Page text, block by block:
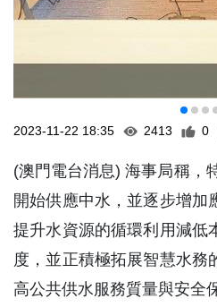
(澳門電台消息) 海事局稱，
開始供應中水，並逐步增加
提升水資源的循環利用減低
度，並正積極拓展智慧水務
高公共供水服務質量與安全